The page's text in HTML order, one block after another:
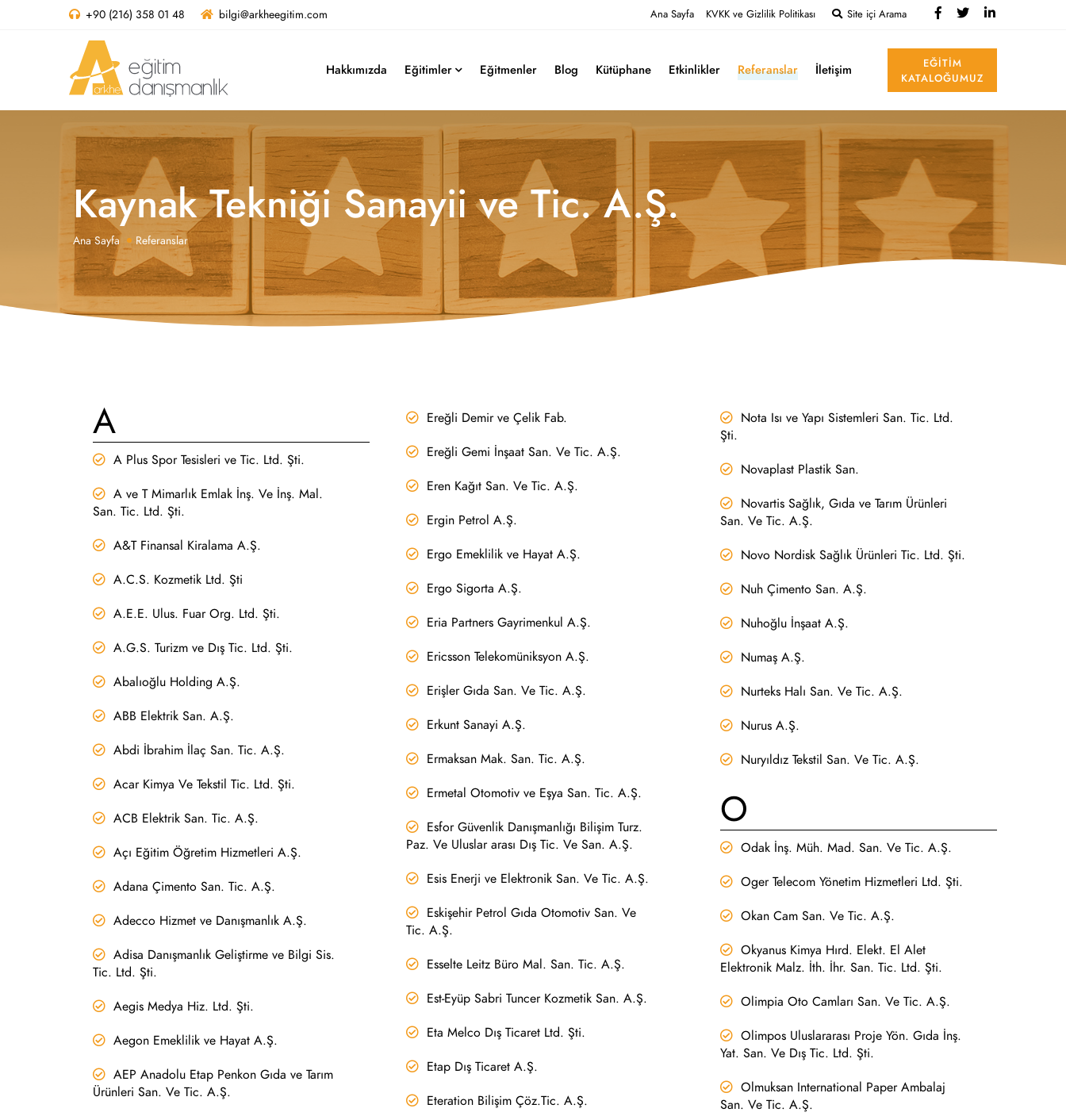
+90 (216) 358 01 48 bilgi@arkheegitim.com Ana Sayfa KVKK ve Gizlilik Politikası Site içi Arama
Hakkımızda Eğitimler Eğitmenler Blog Kütüphane Etkinlikler Referanslar İletişim
EĞITIM
KATALOĞUMUZ
Kaynak Tekniği Sanayii ve Tic. A.Ş.
Ana Sayfa Referanslar
A
A Plus Spor Tesisleri ve Tic. Ltd. Şti.
A ve T Mimarlık Emlak İnş. Ve İnş. Mal.
San. Tic. Ltd. Şti.
A&T Finansal Kiralama A.Ş.
A.C.S. Kozmetik Ltd. Şti
A.E.E. Ulus. Fuar Org. Ltd. Şti.
A.G.S. Turizm ve Dış Tic. Ltd. Şti.
Abalıoğlu Holding A.Ş.
ABB Elektrik San. A.Ş.
Abdi İbrahim İlaç San. Tic. A.Ş.
Acar Kimya Ve Tekstil Tic. Ltd. Şti.
ACB Elektrik San. Tic. A.Ş.
Açı Eğitim Öğretim Hizmetleri A.Ş.
Adana Çimento San. Tic. A.Ş.
Adecco Hizmet ve Danışmanlık A.Ş.
Adisa Danışmanlık Geliştirme ve Bilgi Sis.
Tic. Ltd. Şti.
Aegis Medya Hiz. Ltd. Şti.
Aegon Emeklilik ve Hayat A.Ş.
AEP Anadolu Etap Penkon Gıda ve Tarım
Ürünleri San. Ve Tic. A.Ş.
Ereğli Demir ve Çelik Fab.
Ereğli Gemi İnşaat San. Ve Tic. A.Ş.
Eren Kağıt San. Ve Tic. A.Ş.
Ergin Petrol A.Ş.
Ergo Emeklilik ve Hayat A.Ş.
Ergo Sigorta A.Ş.
Eria Partners Gayrimenkul A.Ş.
Ericsson Telekomüniksyon A.Ş.
Erişler Gıda San. Ve Tic. A.Ş.
Erkunt Sanayi A.Ş.
Ermaksan Mak. San. Tic. A.Ş.
Ermetal Otomotiv ve Eşya San. Tic. A.Ş.
Esfor Güvenlik Danışmanlığı Bilişim Turz.
Paz. Ve Uluslar arası Dış Tic. Ve San. A.Ş.
Esis Enerji ve Elektronik San. Ve Tic. A.Ş.
Eskişehir Petrol Gıda Otomotiv San. Ve
Tic. A.Ş.
Esselte Leitz Büro Mal. San. Tic. A.Ş.
Est-Eyüp Sabri Tuncer Kozmetik San. A.Ş.
Eta Melco Dış Ticaret Ltd. Şti.
Etap Dış Ticaret A.Ş.
Eteration Bilişim Çöz.Tic. A.Ş.
Nota Isı ve Yapı Sistemleri San. Tic. Ltd.
Şti.
Novaplast Plastik San.
Novartis Sağlık, Gıda ve Tarım Ürünleri
San. Ve Tic. A.Ş.
Novo Nordisk Sağlık Ürünleri Tic. Ltd. Şti.
Nuh Çimento San. A.Ş.
Nuhoğlu İnşaat A.Ş.
Numaş A.Ş.
Nurteks Halı San. Ve Tic. A.Ş.
Nurus A.Ş.
Nuryıldız Tekstil San. Ve Tic. A.Ş.
O
Odak İnş. Müh. Mad. San. Ve Tic. A.Ş.
Oger Telecom Yönetim Hizmetleri Ltd. Şti.
Okan Cam San. Ve Tic. A.Ş.
Okyanus Kimya Hırd. Elekt. El Alet
Elektronik Malz. İth. İhr. San. Tic. Ltd. Şti.
Olimpia Oto Camları San. Ve Tic. A.Ş.
Olimpos Uluslararası Proje Yön. Gıda İnş.
Yat. San. Ve Dış Tic. Ltd. Şti.
Olmuksan International Paper Ambalaj
San. Ve Tic. A.Ş.